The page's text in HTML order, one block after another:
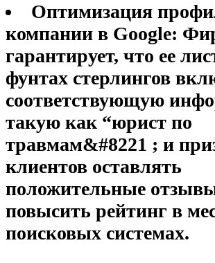
Оптимизация
компании в Google:
гарантирует, что ее
фунтах стерлингов
соответствующую
такую ​​как “юрист по
травмам&#8221 ; и
клиентов оставлять
положительные
повысить рейтинг в
поисковых системах.